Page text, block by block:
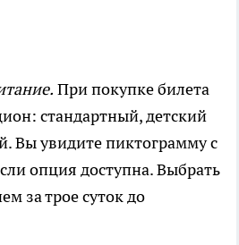
При покупке билета
стандартный, детский
Вы увидите пиктограмму с
опция доступна. Выбрать
за трое суток до